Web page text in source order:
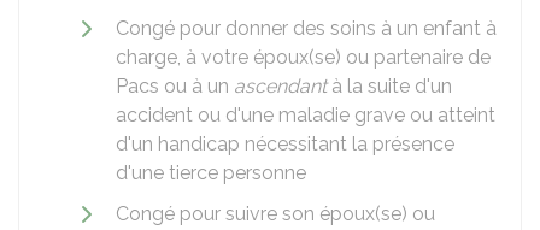
Congé pour donner des soins à un enfant à
charge, à votre époux(se) ou partenaire de
Pacs ou à un ascendantà la suite d'un
accident ou d'une maladie grave ou atteint
d'un handicap nécessitant la présence
d'une tierce personne
Congé pour suivre son époux(se) ou